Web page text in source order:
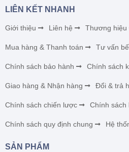
LIÊN KẾT NHANH
Giới thiệu Liên hệ Thương hiệu
Mua hàng & Thanh toán Tư vấn
Chính sách bảo hành Chính sách
Giao hàng & Nhận hàng Đổi & trả
Chính sách chiến lược Chính sách
Chính sách quy định chung Hệ
SẢN PHẨM